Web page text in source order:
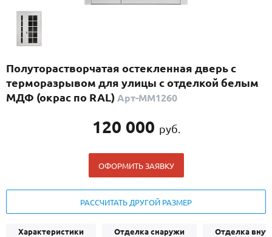
С реечным дизайном(29)
ПО НАЗНАЧЕНИЮ
ПО КОНСТРУКЦИИ
Полуторастворчатая остекленная дверь с
терморазрывом для улицы с отделкой белым
МДФ (окрас по RAL) Арт-ММ1260
120 000 руб.
ОФОРМИТЬ ЗАЯВКУ
РАССЧИТАТЬ ДРУГОЙ РАЗМЕР
Характеристики Отделка снаружи Отделка